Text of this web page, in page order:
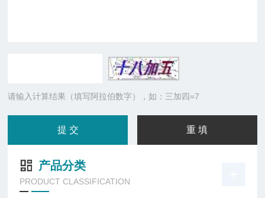
请输入计算结果（填写阿拉伯数字），如：三加四=7
产品分类
PRODUCT CLASSIFICATION